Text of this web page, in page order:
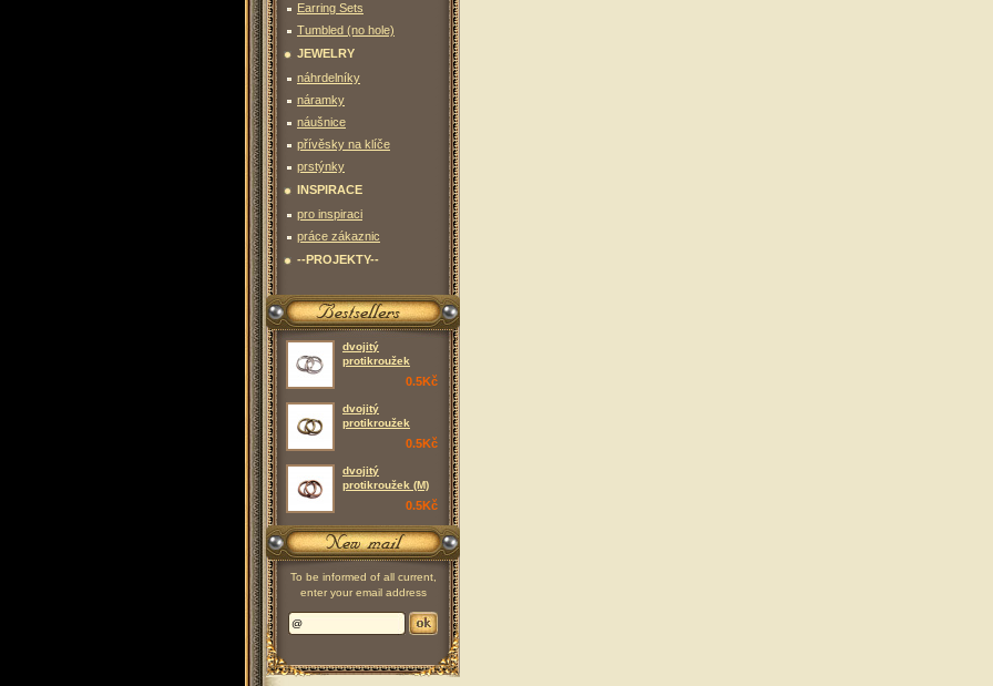
Earring Sets
Tumbled (no hole)
JEWELRY
náhrdelníky
náramky
náušnice
přívěsky na klíče
prstýnky
INSPIRACE
pro inspiraci
práce zákaznic
--PROJEKTY--
dvojitý
protikroužek
0.5Kč
dvojitý
protikroužek
0.5Kč
dvojitý
protikroužek (M)
0.5Kč
To be informed of all current,
enter your email address